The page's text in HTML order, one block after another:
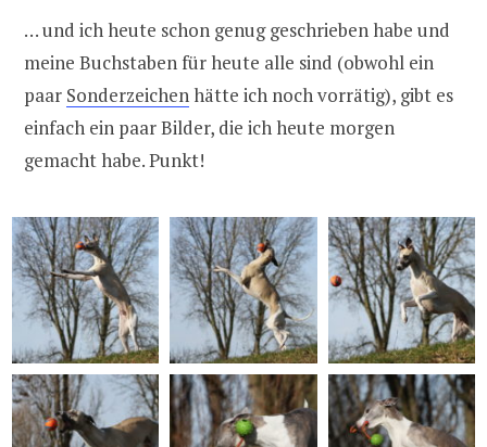
… und ich heute schon genug geschrieben habe und
meine Buchstaben für heute alle sind (obwohl ein
paar Sonderzeichenhätte ich noch vorrätig), gibt es
einfach ein paar Bilder, die ich heute morgen
gemacht habe. Punkt!